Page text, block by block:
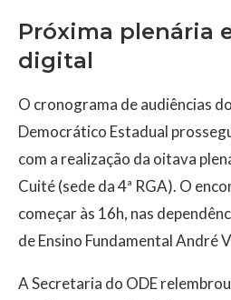
Próxima plenária
digital
O cronograma de audiências
Democrático Estadual
com a realização da oitava
Cuité (sede da 4ª RGA). O
começar às 16h, nas
de Ensino Fundamental André
A Secretaria do ODE